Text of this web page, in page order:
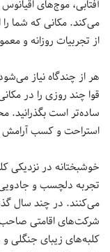
آفتابی، موج‌های
می‌کند. مکانی که شما
از تجربیات روزانه و
هر از چندگاه نیاز
قوا چند روزی را در
ساده‌تر است بگذرانید.
استراحت و کسب آرامش
خوشبختانه در نزدیکی
تجربه دلچسب و
می‌کنند. در چند سال
شرکت‌های اقامتی صاحب
کلبه‌های زیبای جنگلی